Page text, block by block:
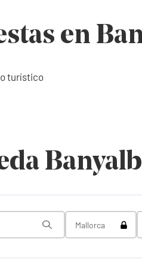
en
turístico
Mallorca